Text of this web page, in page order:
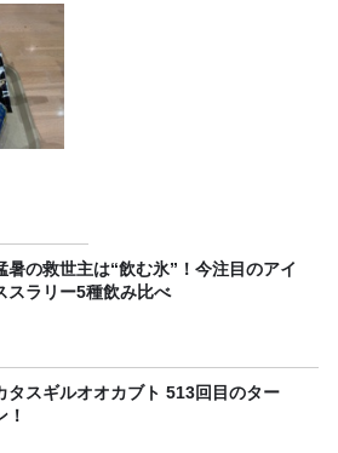
暑の救世主は“飲む氷”！今注目のアイ
スラリー5種飲み比べ
タスギルオオカブト 513回目のター
！